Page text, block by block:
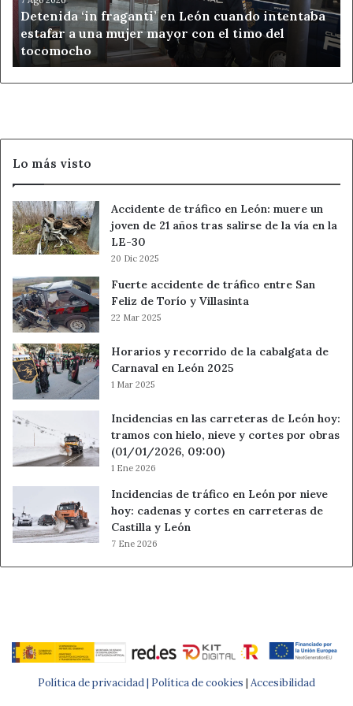
estafar
una
mujer
mayor
tocomocho
Detenida ‘in fraganti’ en León cuando intentaba
estafar a una mujer mayor con el timo del
tocomocho
Lo más visto
Accidente de tráfico en León: muere un
joven de 21 años tras salirse de la vía en la
LE-30
20 Dic 2025
Fuerte accidente de tráfico entre San
Feliz de Torío y Villasinta
22 Mar 2025
Horarios y recorrido de la cabalgata de
Carnaval en León 2025
1 Mar 2025
Incidencias en las carreteras de León hoy:
tramos con hielo, nieve y cortes por obras
(01/01/2026, 09:00)
1 Ene 2026
Incidencias de tráfico en León por nieve
hoy: cadenas y cortes en carreteras de
Castilla y León
7 Ene 2026
Política de privacidad | Política de cookies | Accesibilidad